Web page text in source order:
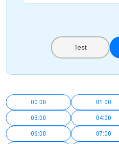
Test
00:00 01:00
03:00 04:00
06:00 07:00